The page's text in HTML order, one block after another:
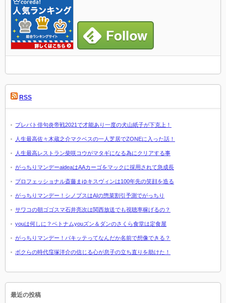
RSS
プレバト俳句炎帝戦2021で才能あり一度の犬山紙子が下克上！
人生最高佐々木蔵之介マクベスの一人芝居でZONEに入った話！
人生最高レストラン柴咲コウがマタギになる為にクリアする事
がっちりマンデーaideaはAAカーゴをマックに採用されて急成長
プロフェッショナル斎藤まゆキスヴィンは100年先の笑顔を造る
がっちりマンデー！シノプスはAIの惣菜割引予測でがっちり
サワコの朝ゴゴスマ石井亮次は関西放送でも視聴率稼げるの？
youは何しに？ベトナムyouズン＆ダンのさくら食堂は定食屋
がっちりマンデー！パキッテってなんだか名前で想像できる？
ボクらの時代窪塚洋介の信じる心が息子の立ち直りを助けた！
最近の投稿